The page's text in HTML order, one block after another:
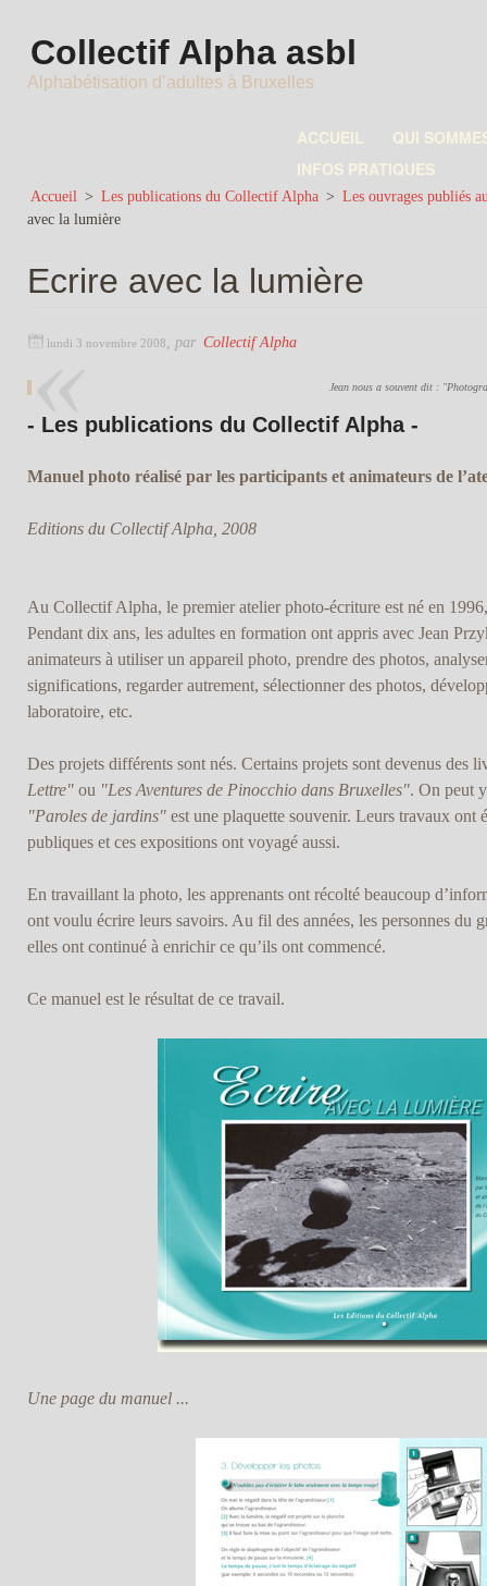
Collectif Alpha asbl
Alphabétisation d’adultes à Bruxelles
ACCUEIL
QUI
INFOS PRATIQUES
Accueil > Les publications du Collectif Alpha > Les ouvrages publiés
avec la lumière
Ecrire avec la lumière
lundi 3 novembre 2008 par Collectif Alpha
Jean nous a souvent dit :
- Les publications du Collectif Alpha -
Manuel photo réalisé par les participants et animateurs de
Editions du Collectif Alpha, 2008
Au Collectif Alpha, le premier atelier photo-écriture est né en
Pendant dix ans, les adultes en formation ont appris avec Jean
animateurs à utiliser un appareil photo, prendre des photos,
significations, regarder autrement, sélectionner des photos,
laboratoire, etc.
Des projets différents sont nés. Certains projets sont devenus des
Lettre"ou "Les Aventures de Pinocchio dans Bruxelles". On peut
"Paroles de jardins"est une plaquette souvenir. Leurs travaux ont
publiques et ces expositions ont voyagé aussi.
En travaillant la photo, les apprenants ont récolté beaucoup
ont voulu écrire leurs savoirs. Au fil des années, les personnes du
elles ont continué à enrichir ce qu’ils ont commencé.
Ce manuel est le résultat de ce travail.
Une page du manuel ...